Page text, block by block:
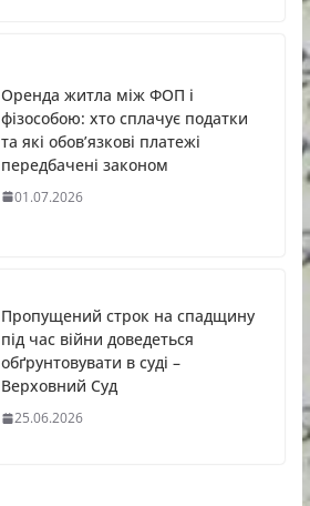
Оренда житла між ФОП і
фізособою: хто сплачує податки
та які обов’язкові платежі
передбачені законом
01.07.2026
Пропущений строк на спадщину
під час війни доведеться
обґрунтовувати в суді –
Верховний Суд
25.06.2026